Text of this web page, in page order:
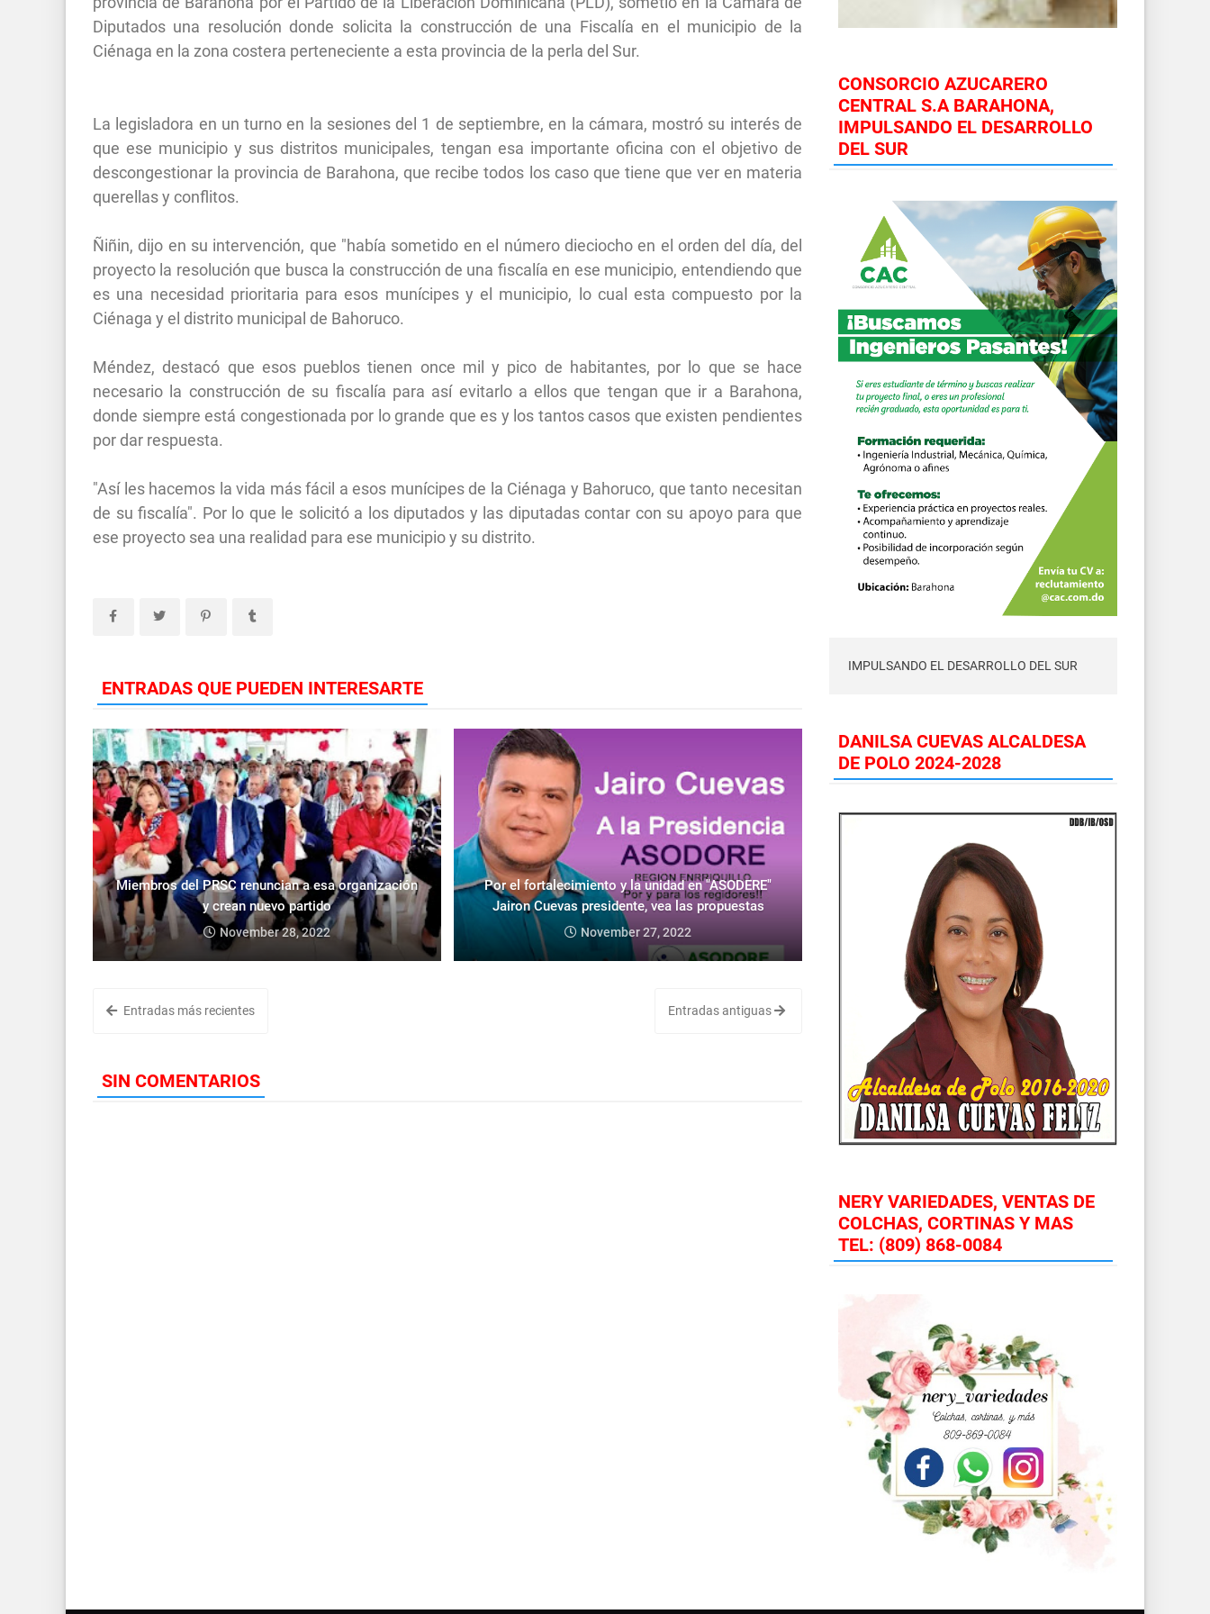
Diputados una resolución donde solicita la construcción de una Fiscalía en el municipio de la
Ciénaga en la zona costera perteneciente a esta provincia de la perla del Sur.
La legisladora en un turno en la sesiones del 1 de septiembre, en la cámara, mostró su interés de
que ese municipio y sus distritos municipales, tengan esa importante oficina con el objetivo de
descongestionar la provincia de Barahona, que recibe todos los caso que tiene que ver en materia
querellas y conflitos.
Ñiñin, dijo en su intervención, que "había sometido en el número dieciocho en el orden del día, del
proyecto la resolución que busca la construcción de una fiscalía en ese municipio, entendiendo que
es una necesidad prioritaria para esos munícipes y el municipio, lo cual esta compuesto por la
Ciénaga y el distrito municipal de Bahoruco.
Méndez, destacó que esos pueblos tienen once mil y pico de habitantes, por lo que se hace
necesario la construcción de su fiscalía para así evitarlo a ellos que tengan que ir a Barahona,
donde siempre está congestionada por lo grande que es y los tantos casos que existen pendientes
por dar respuesta.
"Así les hacemos la vida más fácil a esos munícipes de la Ciénaga y Bahoruco, que tanto necesitan
de su fiscalía". Por lo que le solicitó a los diputados y las diputadas contar con su apoyo para que
ese proyecto sea una realidad para ese municipio y su distrito.
ENTRADAS QUE PUEDEN INTERESARTE
Miembros del PRSC renuncian a esa organización
y crean nuevo partido
November 28, 2022
Por el fortalecimiento y la unidad en "ASODERE"
Jairon Cuevas presidente, vea las propuestas
November 27, 2022
Entradas más recientes Entradas antiguas
SIN COMENTARIOS
CONSORCIO AZUCARERO
CENTRAL S.A BARAHONA,
IMPULSANDO EL DESARROLLO
DEL SUR
IMPULSANDO EL DESARROLLO DEL SUR
DANILSA CUEVAS ALCALDESA
DE POLO 2024-2028
NERY VARIEDADES, VENTAS DE
COLCHAS, CORTINAS Y MAS
TEL: (809) 868-0084